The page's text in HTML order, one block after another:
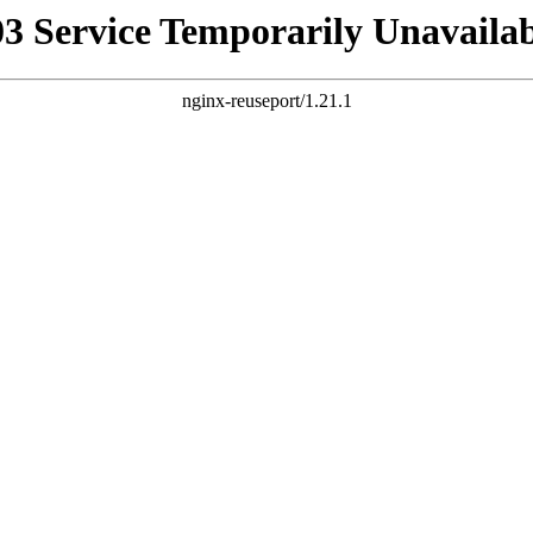
Service Temporarily
nginx-reuseport/1.21.1